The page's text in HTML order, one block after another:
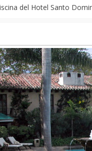
del Hotel Santo